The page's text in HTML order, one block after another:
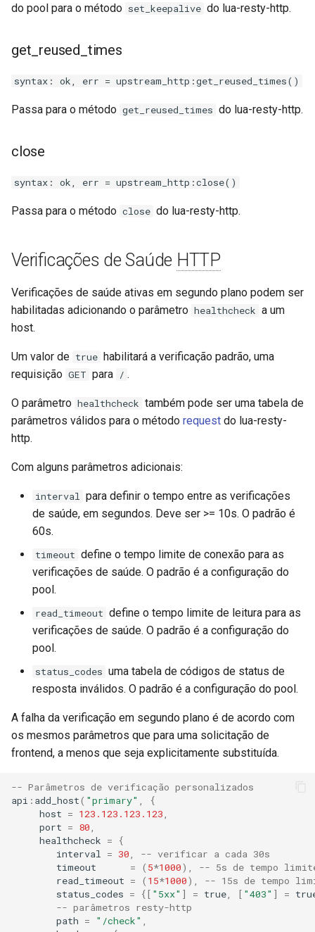
do pool para o método set_keepalive do lua-resty-http.
get_reused_times
syntax: ok, err = upstream_http:get_reused_times()
Passa para o método get_reused_times do lua-resty-http.
close
syntax: ok, err = upstream_http:close()
Passa para o método close do lua-resty-http.
Verificações de Saúde HTTP
Verificações de saúde ativas em segundo plano podem ser
habilitadas adicionando o parâmetro healthcheck a um
host.
Um valor de true habilitará a verificação padrão, uma
requisição GET para / .
O parâmetro healthcheck também pode ser uma tabela de
parâmetros válidos para o método request do lua-resty-
http.
Com alguns parâmetros adicionais:
interval para definir o tempo entre as verificações
de saúde, em segundos. Deve ser >= 10s. O padrão é
60s.
timeout define o tempo limite de conexão para as
verificações de saúde. O padrão é a configuração do
pool.
read_timeout define o tempo limite de leitura para as
verificações de saúde. O padrão é a configuração do
pool.
status_codes uma tabela de códigos de status de
resposta inválidos. O padrão é a configuração do pool.
A falha da verificação em segundo plano é de acordo com
os mesmos parâmetros que para uma solicitação de
frontend, a menos que seja explicitamente substituída.
-- Parâmetros de verificação personalizados
api : add_host( "primary"
{
host = 123.123.123.123
port = 80
healthcheck =
{
interval
= 30
-- verificar a cada 30s
timeout
= ( 5*1000),
-- 5s de tempo
read_timeout = ( 15*1000),
-- 15s de tempo
status_codes = {[ "5xx" ] = true [ "403" ] =
-- parâmetros resty-http
path = "/check"